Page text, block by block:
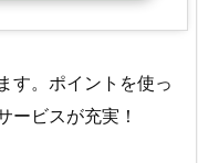
す。ポイントを使っ
ービスが充実！